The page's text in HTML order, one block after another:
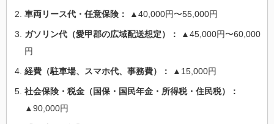
車両リース代・任意保険： ▲40,000円〜55,000円
ガソリン代（愛甲郡の広域配送想定）：
▲45,000円〜60,000
円
経費（駐車場、スマホ代、事務費）： ▲15,000円
社会保険・税金（国保・国民年金・所得税・住民税）：
▲90,000円